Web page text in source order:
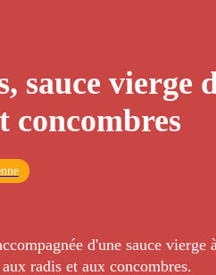
sauce vierge
concombres
d'une sauce vierge
radis et aux concombres.